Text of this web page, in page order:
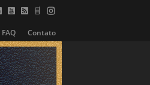
FAQ Contato